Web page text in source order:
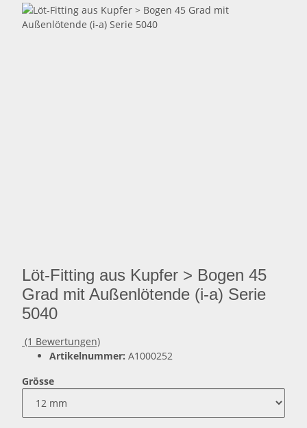
Löt-Fitting aus Kupfer > Bogen 45
Grad mit Außenlötende (i-a) Serie
5040
(1 Bewertungen)
Artikelnummer: A1000252
Grösse